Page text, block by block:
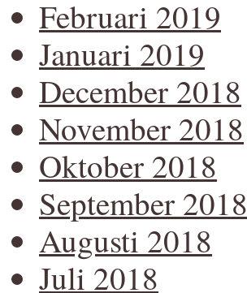
Februari 2019
Januari 2019
December 2018
November 2018
Oktober 2018
September 2018
Augusti 2018
Juli 2018